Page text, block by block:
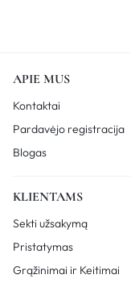
APIE MUS
Kontaktai
Pardavėjo registracija
Blogas
KLIENTAMS
Sekti užsakymą
Pristatymas
Grąžinimai ir Keitimai